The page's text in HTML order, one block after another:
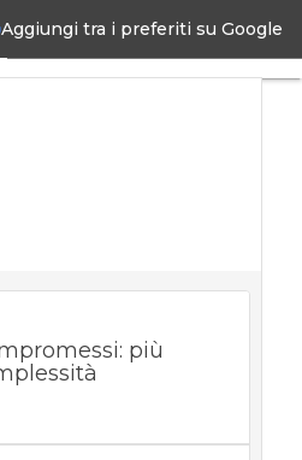
Aggiungi tra i preferiti su Google
Ultimi
articoli
Digitale
economy
Intelligenza
Videointerviste
più